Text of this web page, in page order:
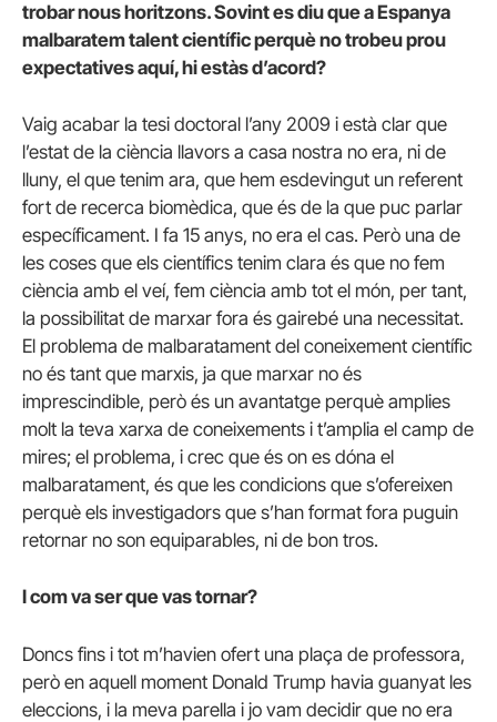
trobar nous horitzons. Sovint es diu que a Espanya
malbaratem talent científic perquè no trobeu prou
expectatives aquí, hi estàs d’acord?
Vaig acabar la tesi doctoral l’any 2009 i està clar que
l’estat de la ciència llavors a casa nostra no era, ni de
lluny, el que tenim ara, que hem esdevingut un referent
fort de recerca biomèdica, que és de la que puc parlar
específicament. I fa 15 anys, no era el cas. Però una de
les coses que els científics tenim clara és que no fem
ciència amb el veí, fem ciència amb tot el món, per tant,
la possibilitat de marxar fora és gairebé una necessitat.
El problema de malbaratament del coneixement científic
no és tant que marxis, ja que marxar no és
imprescindible, però és un avantatge perquè amplies
molt la teva xarxa de coneixements i t’amplia el camp de
mires; el problema, i crec que és on es dóna el
malbaratament, és que les condicions que s’ofereixen
perquè els investigadors que s’han format fora puguin
retornar no son equiparables, ni de bon tros.
I com va ser que vas tornar?
Doncs fins i tot m’havien ofert una plaça de professora,
però en aquell moment Donald Trump havia guanyat les
eleccions, i la meva parella i jo vam decidir que no era